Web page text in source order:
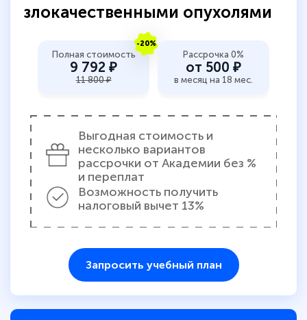
злокачественными опухолями
-20%
Полная стоимость
9 792 ₽
11 800 ₽
Рассрочка 0%
от 500 ₽
в месяц на 18 мес.
Выгодная стоимость и
несколько вариантов
рассрочки от Академии без %
и переплат
Возможность получить
налоговый вычет 13%
Запросить учебный план